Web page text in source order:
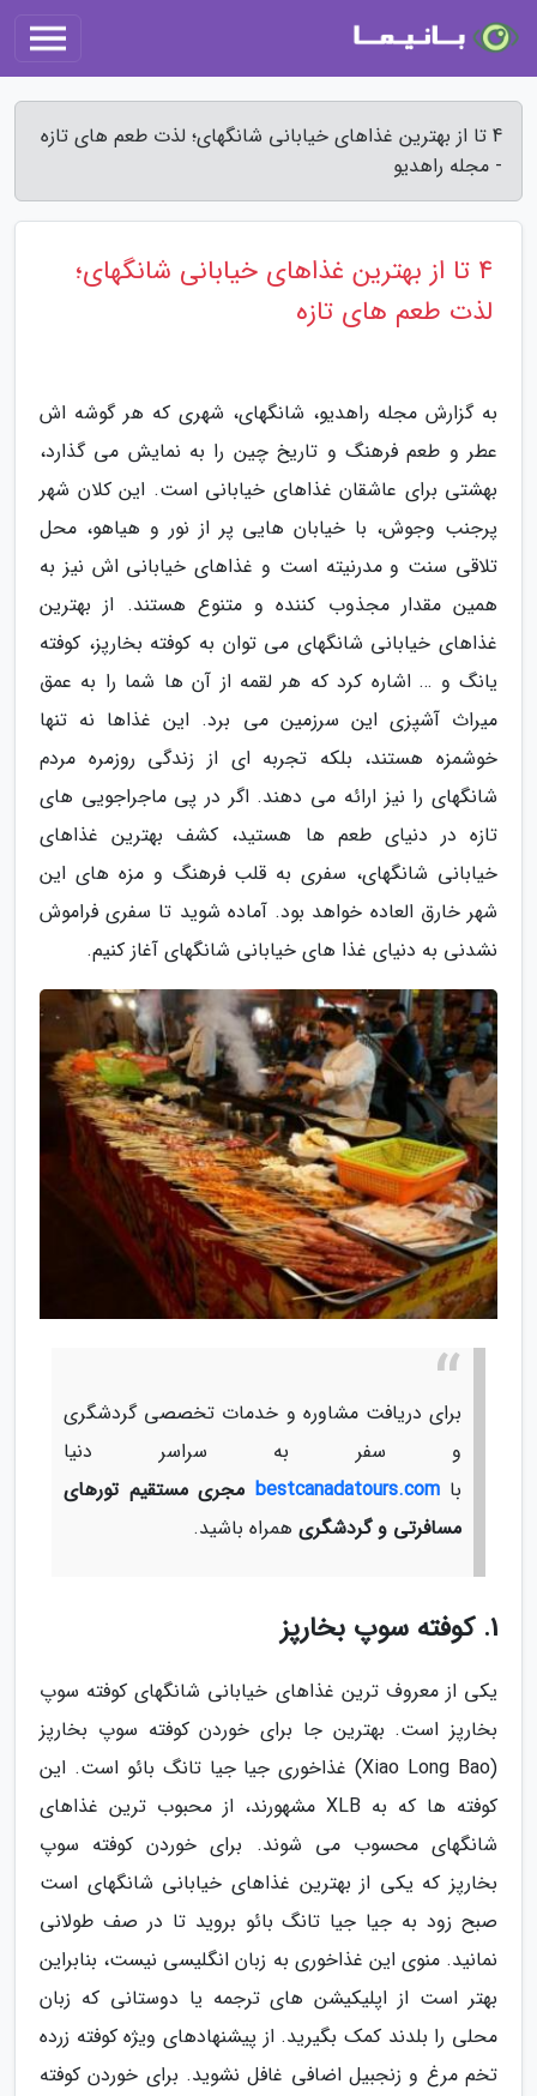
4 تا از بهترین غذاهای خیابانی شانگهای؛ لذت طعم های تازه
- مجله راهدیو
4 تا از بهترین غذاهای خیابانی شانگهای؛
لذت طعم های تازه
به گزارش مجله راهدیو، شانگهای، شهری که هر گوشه اش
عطر و طعم فرهنگ و تاریخ چین را به نمایش می گذارد،
بهشتی برای عاشقان غذاهای خیابانی است. این کلان شهر
پرجنب وجوش، با خیابان هایی پر از نور و هیاهو، محل
تلاقی سنت و مدرنیته است و غذاهای خیابانی اش نیز به
همین مقدار مجذوب کننده و متنوع هستند. از بهترین
غذاهای خیابانی شانگهای می توان به کوفته بخارپز، کوفته
یانگ و … اشاره کرد که هر لقمه از آن ها شما را به عمق
میراث آشپزی این سرزمین می برد. این غذاها نه تنها
خوشمزه هستند، بلکه تجربه ای از زندگی روزمره مردم
شانگهای را نیز ارائه می دهند. اگر در پی ماجراجویی های
تازه در دنیای طعم ها هستید، کشف بهترین غذاهای
خیابانی شانگهای، سفری به قلب فرهنگ و مزه های این
شهر خارق العاده خواهد بود. آماده شوید تا سفری فراموش
نشدنی به دنیای غذا های خیابانی شانگهای آغاز کنیم.
برای دریافت مشاوره و خدمات تخصصی گردشگری
و سفر به سراسر دنیا
باbestcanadatours.com مجری مستقیم تورهای
مسافرتی و گردشگری همراه باشید.
1. کوفته سوپ بخارپز
یکی از معروف ترین غذاهای خیابانی شانگهای کوفته سوپ
بخارپز است. بهترین جا برای خوردن کوفته سوپ بخارپز
(Xiao Long Bao) غذاخوری جیا جیا تانگ بائو است. این
کوفته ها که به XLB مشهورند، از محبوب ترین غذاهای
شانگهای محسوب می شوند. برای خوردن کوفته سوپ
بخارپز که یکی از بهترین غذاهای خیابانی شانگهای است
صبح زود به جیا جیا تانگ بائو بروید تا در صف طولانی
نمانید. منوی این غذاخوری به زبان انگلیسی نیست، بنابراین
بهتر است از اپلیکیشن های ترجمه یا دوستانی که زبان
محلی را بلدند کمک بگیرید. از پیشنهادهای ویژه کوفته زرده
تخم مرغ و زنجبیل اضافی غافل نشوید. برای خوردن کوفته